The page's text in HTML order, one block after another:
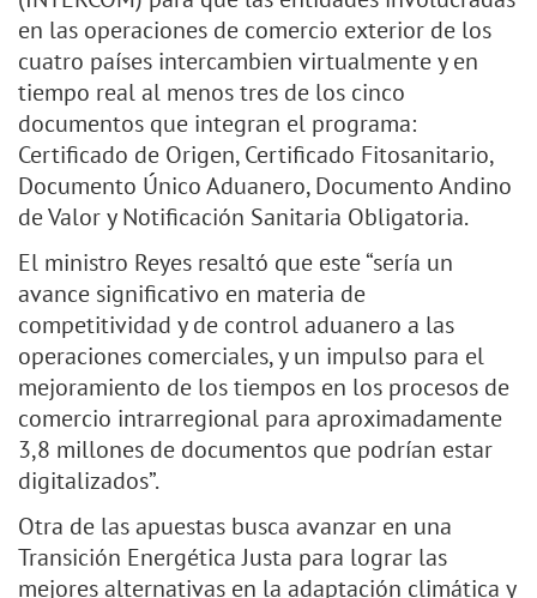
en las operaciones de comercio exterior de los
cuatro países intercambien virtualmente y en
tiempo real al menos tres de los cinco
documentos que integran el programa:
Certificado de Origen, Certificado Fitosanitario,
Documento Único Aduanero, Documento Andino
de Valor y Notificación Sanitaria Obligatoria.
El ministro Reyes resaltó que este “sería un
avance significativo en materia de
competitividad y de control aduanero a las
operaciones comerciales, y un impulso para el
mejoramiento de los tiempos en los procesos de
comercio intrarregional para aproximadamente
3,8 millones de documentos que podrían estar
digitalizados”.
Otra de las apuestas busca avanzar en una
Transición Energética Justa para lograr las
mejores alternativas en la adaptación climática y